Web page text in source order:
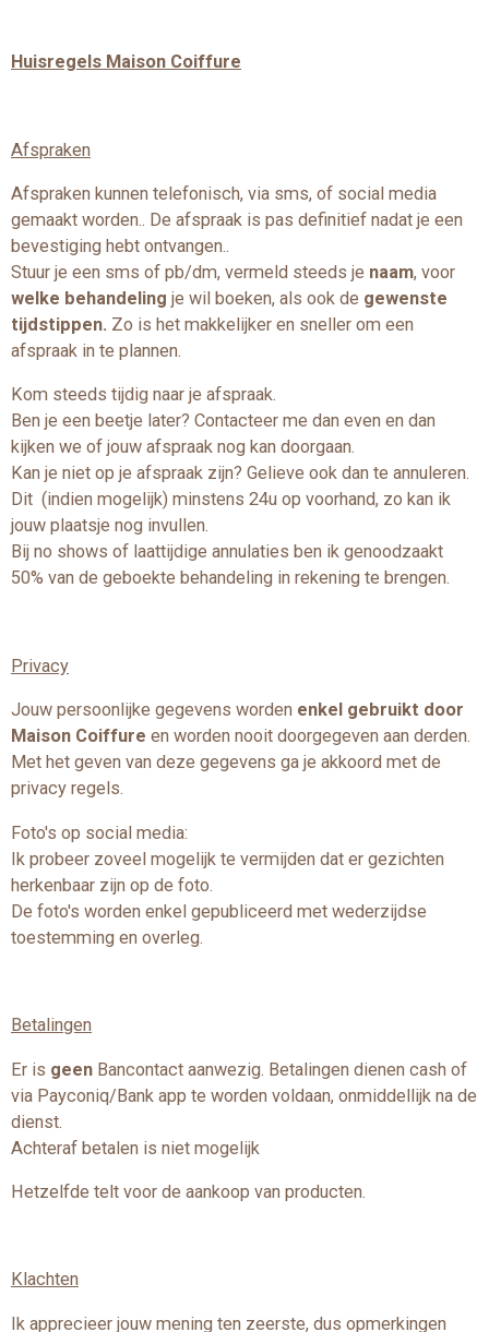
Huisregels Maison Coiffure
Afspraken
Afspraken kunnen telefonisch, via sms, of social media
gemaakt worden.. De afspraak is pas definitief nadat je een
bevestiging hebt ontvangen..
Stuur je een sms of pb/dm, vermeld steeds je naam, voor
welke behandeling je wil boeken, als ook de gewenste
tijdstippen. Zo is het makkelijker en sneller om een
afspraak in te plannen.
Kom steeds tijdig naar je afspraak.
Ben je een beetje later? Contacteer me dan even en dan
kijken we of jouw afspraak nog kan doorgaan.
Kan je niet op je afspraak zijn? Gelieve ook dan te annuleren.
Dit (indien mogelijk) minstens 24u op voorhand, zo kan ik
jouw plaatsje nog invullen.
Bij no shows of laattijdige annulaties ben ik genoodzaakt
50% van de geboekte behandeling in rekening te brengen.
Privacy
Jouw persoonlijke gegevens worden enkel gebruikt door
Maison Coiffure en worden nooit doorgegeven aan derden.
Met het geven van deze gegevens ga je akkoord met de
privacy regels.
Foto's op social media:
Ik probeer zoveel mogelijk te vermijden dat er gezichten
herkenbaar zijn op de foto.
De foto's worden enkel gepubliceerd met wederzijdse
toestemming en overleg.
Betalingen
Er is geen Bancontact aanwezig. Betalingen dienen cash of
via Payconiq/Bank app te worden voldaan, onmiddellijk na de
dienst.
Achteraf betalen is niet mogelijk
Hetzelfde telt voor de aankoop van producten.
Klachten
Ik apprecieer jouw mening ten zeerste, dus opmerkingen